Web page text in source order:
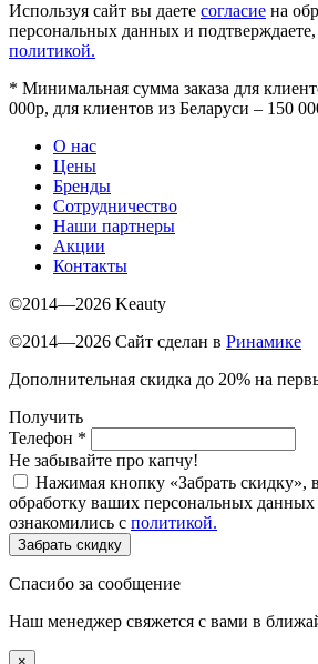
Используя сайт вы даете согласие на
персональных данных и
политикой.
* Минимальная сумма заказа для
000р, для клиентов из Беларуси – 150
О нас
Цены
Бренды
Сотрудничество
Наши партнеры
Акции
Контакты
©2014—2026 Keauty
©2014—2026 Сайт сделан в Ринамике
Дополнительная скидка до 20% на
Получить
Телефон *
Не забывайте про капчу!
Нажимая кнопку «Забрать скидку»,
обработку ваших персональных данных
ознакомились с политикой.
Забрать скидку
Спасибо за сообщение
Наш менеджер свяжется с вами в